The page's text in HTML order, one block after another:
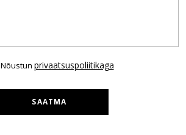
Nõustun privaatsuspoliitikaga
SAATMA